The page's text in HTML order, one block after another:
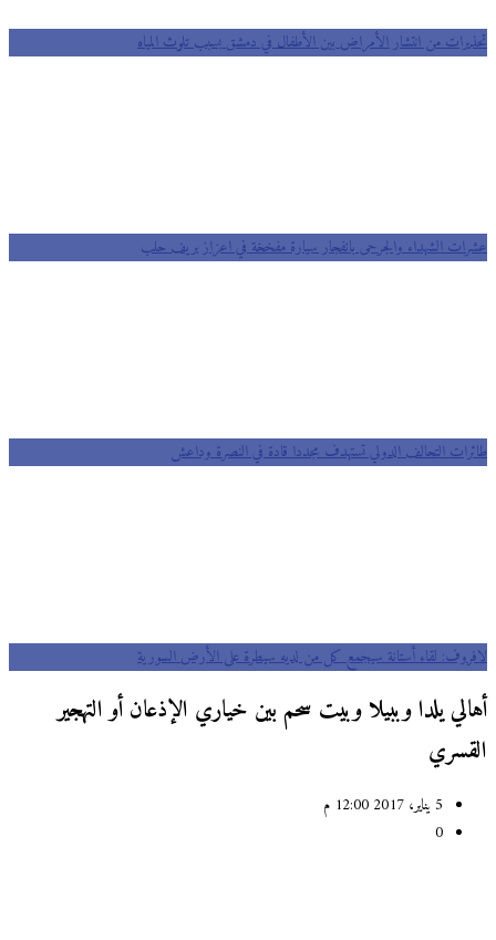
تحذيرات من انتشار الأمراض بين الأطفال في دمشق بسبب تلوث المياه
عشرات الشهداء والجرحى بانفجار سيارة مفخخة في اعزاز بريف حلب
طائرات التحالف الدولي تستهدف مجددا قادة في النصرة وداعش
لافروف: لقاء أستانة سيجمع كل من لديه سيطرة على الأرض السورية
أهالي يلدا وببيلا وبيت سحم بين خياري الإذعان أو التهجير
القسري